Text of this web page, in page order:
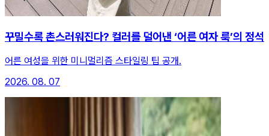
꾸밀수록 촌스러워진다? 컬러를 덜어낸 ‘어른 여자 룩’의 정석
어른 여성을 위한 미니멀리즘 스타일링 팁 공개.
2026. 08. 07